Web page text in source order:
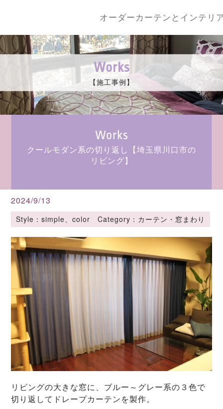
オーダーカーテンとインテリ
Works
【施工事例】
Works
クールモダン系の切り返し【埼玉県川口市の
リビング】
2024/9/13
Style：simple、color Category：カーテン・窓まわり
リビングの大きな窓に、ブルー～グレー系の３色で
切り返してドレープカーテンを製作。